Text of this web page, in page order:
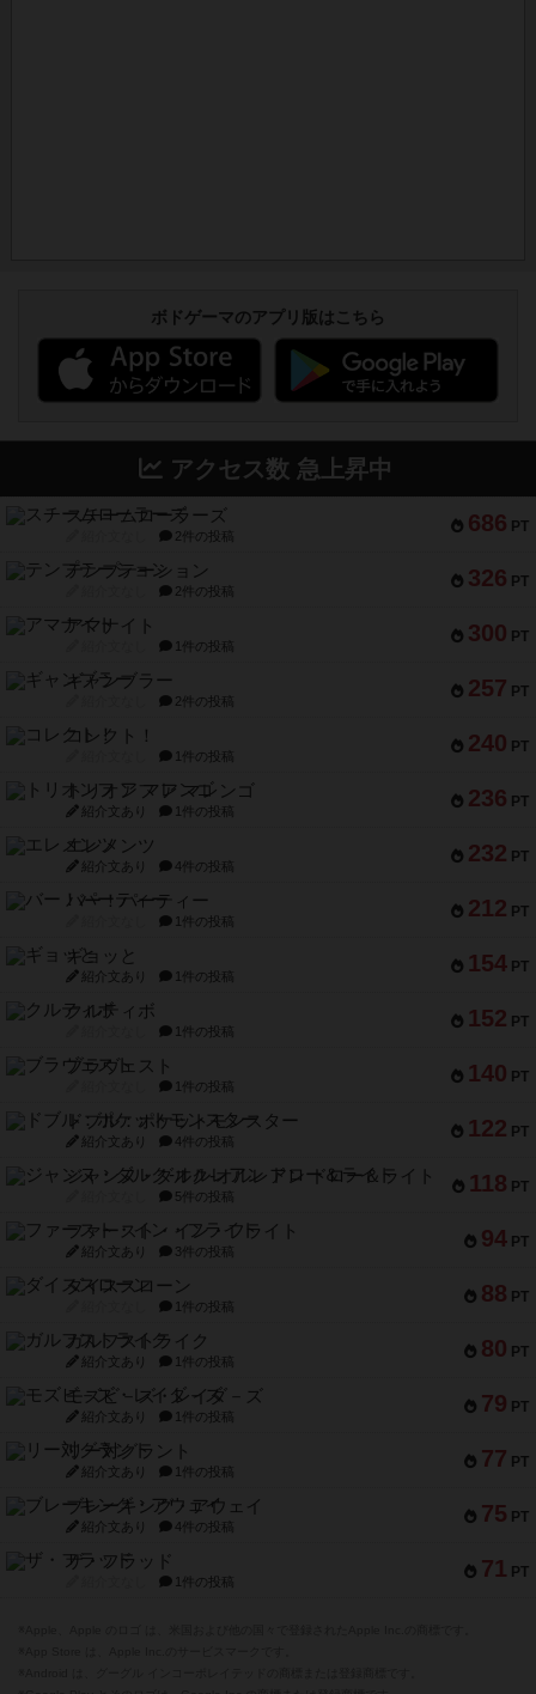
ボドゲーマのアプリ版はこちら
アクセス数 急上昇中
686 PT
スチームローラーズ
2件の投稿
326 PT
テンプテーション
2件の投稿
300 PT
アマナイト
1件の投稿
257 PT
ギャンブラー
2件の投稿
240 PT
コレクト！
1件の投稿
236 PT
トリオンフ ア マレンゴ
紹介文あり 1件の投稿
232 PT
エレメンツ
紹介文あり 4件の投稿
212 PT
バー！パーティー
1件の投稿
154 PT
ギョッと
紹介文あり 1件の投稿
152 PT
クルティボ
1件の投稿
140 PT
ブラヴェスト
1件の投稿
122 PT
ドブル：ポケットモンスター
紹介文あり 4件の投稿
118 PT
ジャンヌ・ダルク-オルレアン ドロー＆ライト
5件の投稿
94 PT
ファースト・イン・フライト
紹介文あり 3件の投稿
88 PT
ダイススローン
1件の投稿
80 PT
ガルフストライク
紹介文あり 1件の投稿
79 PT
モズビ－ズ・レイダ－ズ
紹介文あり 1件の投稿
77 PT
リー対グラント
紹介文あり 1件の投稿
75 PT
ブレーキング・アウェイ
紹介文あり 4件の投稿
71 PT
ザ・フラッド
1件の投稿